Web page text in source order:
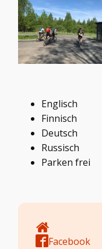
Englisch
Finnisch
Deutsch
Russisch
Parken frei
Facebook